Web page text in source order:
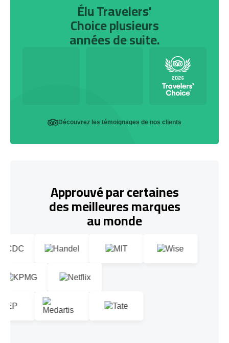
Élu Travelers'
Choice plusieurs
années de suite.
Découvrez les témoignages de nos clients
Approuvé par certaines
des meilleures marques
au monde